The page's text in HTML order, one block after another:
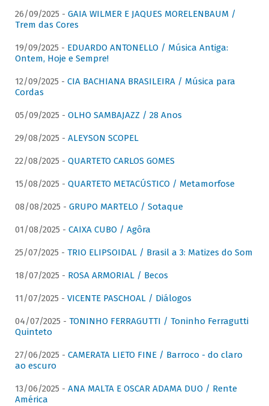
26/09/2025 - GAIA WILMER E JAQUES MORELENBAUM /
Trem das Cores
19/09/2025 - EDUARDO ANTONELLO / Música Antiga:
Ontem, Hoje e Sempre!
12/09/2025 - CIA BACHIANA BRASILEIRA / Música para
Cordas
05/09/2025 - OLHO SAMBAJAZZ / 28 Anos
29/08/2025 - ALEYSON SCOPEL
22/08/2025 - QUARTETO CARLOS GOMES
15/08/2025 - QUARTETO METACÚSTICO / Metamorfose
08/08/2025 - GRUPO MARTELO / Sotaque
01/08/2025 - CAIXA CUBO / Agôra
25/07/2025 - TRIO ELIPSOIDAL / Brasil a 3: Matizes do Som
18/07/2025 - ROSA ARMORIAL / Becos
11/07/2025 - VICENTE PASCHOAL / Diálogos
04/07/2025 - TONINHO FERRAGUTTI / Toninho Ferragutti
Quinteto
27/06/2025 - CAMERATA LIETO FINE / Barroco - do claro
ao escuro
13/06/2025 - ANA MALTA E OSCAR ADAMA DUO / Rente
América